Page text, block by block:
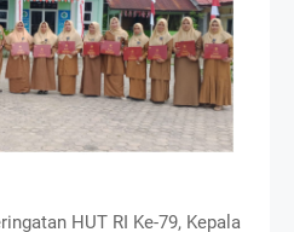
HUT RI Ke-79, Kepala